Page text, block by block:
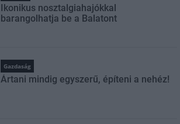
Ikonikus nosztalgiahajókkal
barangolhatja be a Balatont
Gazdaság
Ártani mindig egyszerű, építeni a nehéz!